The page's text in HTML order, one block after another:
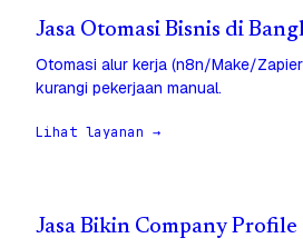
Jasa Otomasi Bisnis di
Otomasi alur kerja (n8n/Make/
kurangi pekerjaan manual.
Lihat layanan →
Jasa Bikin Company